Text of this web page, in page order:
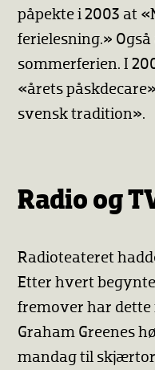
påpekte i 2003 at
ferielesning.»
sommerferien. I
«årets
svensk tradition».
Radio og
Radioteateret
Etter hvert
fremover har
Graham Greenes
mandag til